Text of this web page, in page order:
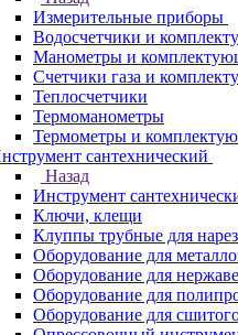
Измерительные приборы
Водосчетчики и
Манометры и
Счетчики газа и
Теплосчетчики
Термоманометры
Термометры и
сантехнический
Назад
Инструмент
Ключи, клещи
Клуппы трубные для
Оборудование для
Оборудование для
Оборудование для
Оборудование для